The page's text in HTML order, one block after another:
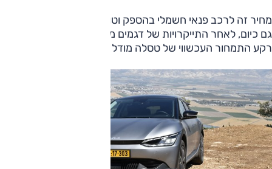
מחיר זה לרכב פנאי חשמלי בהספק וטווח כאלה מעט גבוה יחסית
גם כיום, לאחר התייקרויות של דגמים מתחרים רבים, בייחוד על
רקע התמחור העכשווי של טסלה מודל Y.